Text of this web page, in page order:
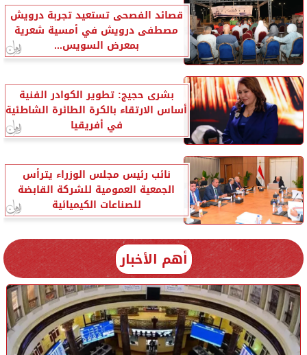
قصائد الفصحى تستعيد تجربة درويش
مصطفى درويش في أمسية شعرية
بمعرض السويس...
بشرى حجيج: تطوير الكوادر الفنية
أساس الارتقاء بالكرة الطائرة الشاطئية
في أفريقيا
نائب رئيس مجلس الوزراء يترأس
الجمعية العمومية للشركة القابضة
للصناعات الكيميائية
أهم الأخبار